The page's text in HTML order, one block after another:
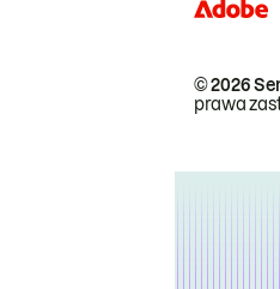
© 2026
prawa